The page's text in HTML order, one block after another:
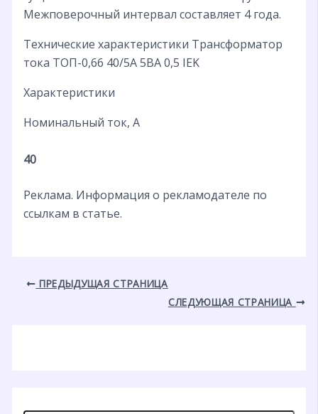
Межповерочный интервал составляет 4 года.
Технические характеристики Трансформатор
тока ТОП-0,66 40/5А 5ВА 0,5 IEK
Характеристики
Номинальный ток, А
40
Реклама. Информация о рекламодателе по
ссылкам в статье.
ПРЕДЫДУЩАЯ СТРАНИЦА
СЛЕДУЮЩАЯ СТРАНИЦА